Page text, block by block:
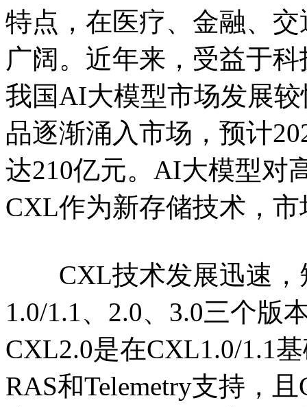
特点，在医疗、金融、
广阔。近年来，受益于
我国AI大模型市场发展
品逐渐涌入市场，预计
达210亿元。AI大模型对
CXL作为新存储技术，
CXL技术发展迅速，
1.0/1.1、2.0、3.0三个版
CXL2.0是在CXL1.0/1.1
RAS和Telemetry支持，